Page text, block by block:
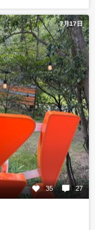
7月17日
35 27